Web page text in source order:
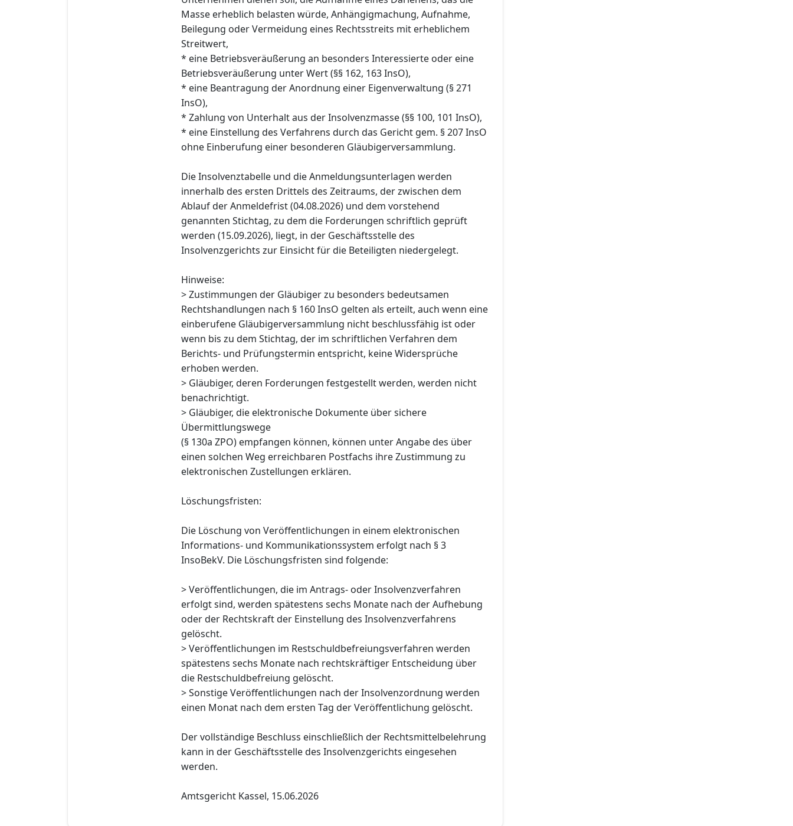
Masse erheblich belasten würde, Anhängigmachung, Aufnahme,
Beilegung oder Vermeidung eines Rechtsstreits mit erheblichem
Streitwert,
* eine Betriebsveräußerung an besonders Interessierte oder eine
Betriebsveräußerung unter Wert (§§ 162, 163 InsO),
* eine Beantragung der Anordnung einer Eigenverwaltung (§ 271
InsO),
* Zahlung von Unterhalt aus der Insolvenzmasse (§§ 100, 101 InsO),
* eine Einstellung des Verfahrens durch das Gericht gem. § 207 InsO
ohne Einberufung einer besonderen Gläubigerversammlung.
Die Insolvenztabelle und die Anmeldungsunterlagen werden
innerhalb des ersten Drittels des Zeitraums, der zwischen dem
Ablauf der Anmeldefrist (04.08.2026) und dem vorstehend
genannten Stichtag, zu dem die Forderungen schriftlich geprüft
werden (15.09.2026), liegt, in der Geschäftsstelle des
Insolvenzgerichts zur Einsicht für die Beteiligten niedergelegt.
Hinweise:
> Zustimmungen der Gläubiger zu besonders bedeutsamen
Rechtshandlungen nach § 160 InsO gelten als erteilt, auch wenn eine
einberufene Gläubigerversammlung nicht beschlussfähig ist oder
wenn bis zu dem Stichtag, der im schriftlichen Verfahren dem
Berichts- und Prüfungstermin entspricht, keine Widersprüche
erhoben werden.
> Gläubiger, deren Forderungen festgestellt werden, werden nicht
benachrichtigt.
> Gläubiger, die elektronische Dokumente über sichere
Übermittlungswege
(§ 130a ZPO) empfangen können, können unter Angabe des über
einen solchen Weg erreichbaren Postfachs ihre Zustimmung zu
elektronischen Zustellungen erklären.
Löschungsfristen:
Die Löschung von Veröffentlichungen in einem elektronischen
Informations- und Kommunikationssystem erfolgt nach § 3
InsoBekV. Die Löschungsfristen sind folgende:
> Veröffentlichungen, die im Antrags- oder Insolvenzverfahren
erfolgt sind, werden spätestens sechs Monate nach der Aufhebung
oder der Rechtskraft der Einstellung des Insolvenzverfahrens
gelöscht.
> Veröffentlichungen im Restschuldbefreiungsverfahren werden
spätestens sechs Monate nach rechtskräftiger Entscheidung über
die Restschuldbefreiung gelöscht.
> Sonstige Veröffentlichungen nach der Insolvenzordnung werden
einen Monat nach dem ersten Tag der Veröffentlichung gelöscht.
Der vollständige Beschluss einschließlich der Rechtsmittelbelehrung
kann in der Geschäftsstelle des Insolvenzgerichts eingesehen
werden.
Amtsgericht Kassel, 15.06.2026